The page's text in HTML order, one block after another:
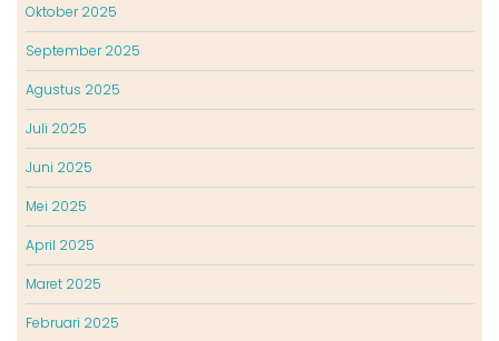
Oktober 2025
September 2025
Agustus 2025
Juli 2025
Juni 2025
Mei 2025
April 2025
Maret 2025
Februari 2025